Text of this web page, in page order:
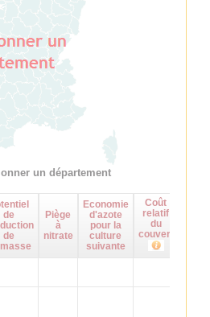
un département
de
de
Piège
à
nitrate
Economie
d'azote
pour la
culture
suivante
Coût
relatif
du
couvert